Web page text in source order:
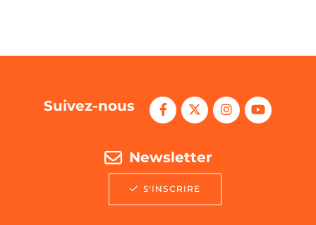
Suivez-nous
Newsletter
S'INSCRIRE